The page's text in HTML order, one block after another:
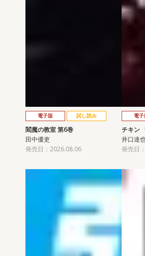
電子版 試し読み
閻魔の教室 第6巻
田中優吏
発売日：2026.08.06
電
チキン
井口達
発売日